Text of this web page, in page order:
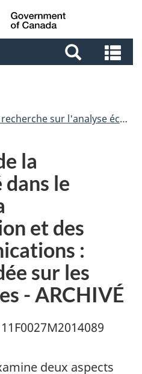
Aller
au
Aller
au
Passer
à
et
sur l'analyse économique (AE)
la
le
et des
:
sur les
- ARCHIVÉ
11F0027M2014089
deux aspects